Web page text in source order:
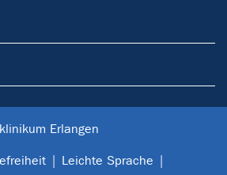
Erlangen
Leichte Sprache